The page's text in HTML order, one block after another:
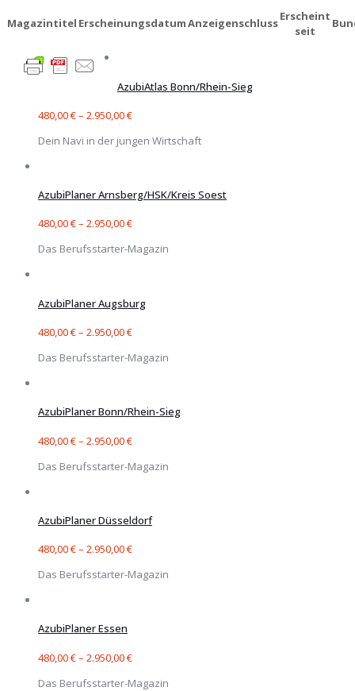
Magazintitel ErscheinungsdatumAnzeigenschlussErscheint
seit
AzubiAtlas Bonn/Rhein-Sieg
480,00€– 2.950,00€
Dein Navi in der jungen Wirtschaft
AzubiPlaner Arnsberg/HSK/Kreis Soest
480,00€– 2.950,00€
Das Berufsstarter-Magazin
AzubiPlaner Augsburg
480,00€– 2.950,00€
Das Berufsstarter-Magazin
AzubiPlaner Bonn/Rhein-Sieg
480,00€– 2.950,00€
Das Berufsstarter-Magazin
AzubiPlaner Düsseldorf
480,00€– 2.950,00€
Das Berufsstarter-Magazin
AzubiPlaner Essen
480,00€– 2.950,00€
Das Berufsstarter-Magazin